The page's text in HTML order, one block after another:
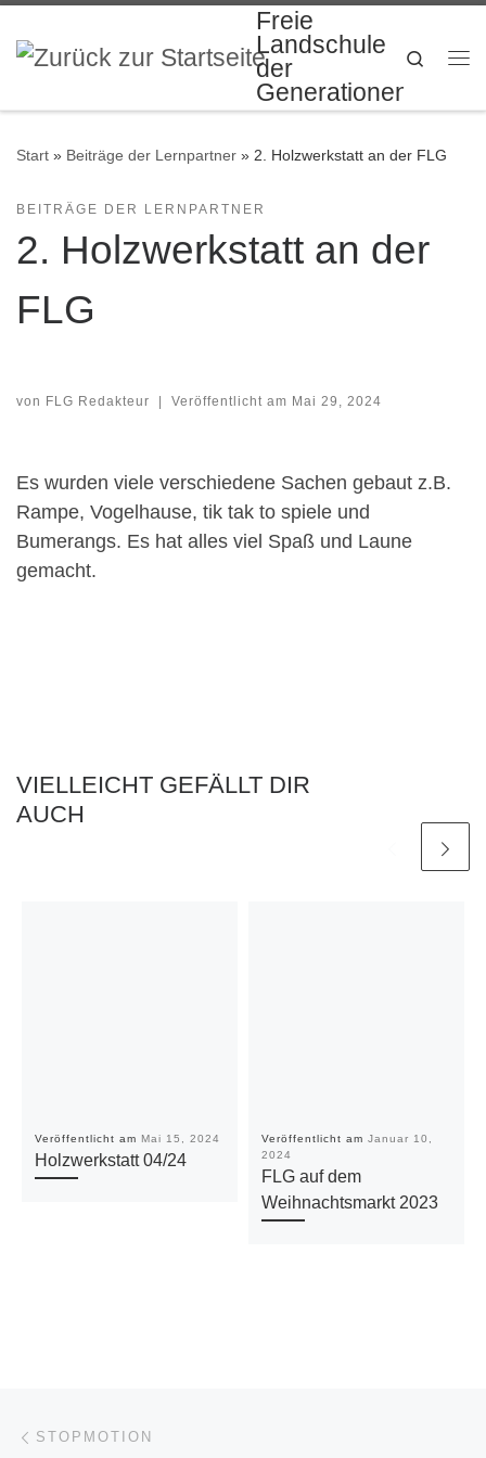
Freie
Landschule
der
Generationen
Search
Start » Beiträge der Lernpartner » 2. Holzwerkstatt an der FLG
BEITRÄGE DER LERNPARTNER
2. Holzwerkstatt an der
FLG
von FLG Redakteur | Veröffentlicht am Mai 29, 2024
Es wurden viele verschiedene Sachen gebaut z.B.
Rampe, Vogelhause, tik tak to spiele und
Bumerangs. Es hat alles viel Spaß und Laune
gemacht.
VIELLEICHT GEFÄLLT DIR
AUCH
Veröffentlicht am Mai 15, 2024
Holzwerkstatt 04/24
Veröffentlicht am Januar 10,
2024
FLG auf dem
Weihnachtsmarkt 2023
Beitragsnavigation
STOPMOTION